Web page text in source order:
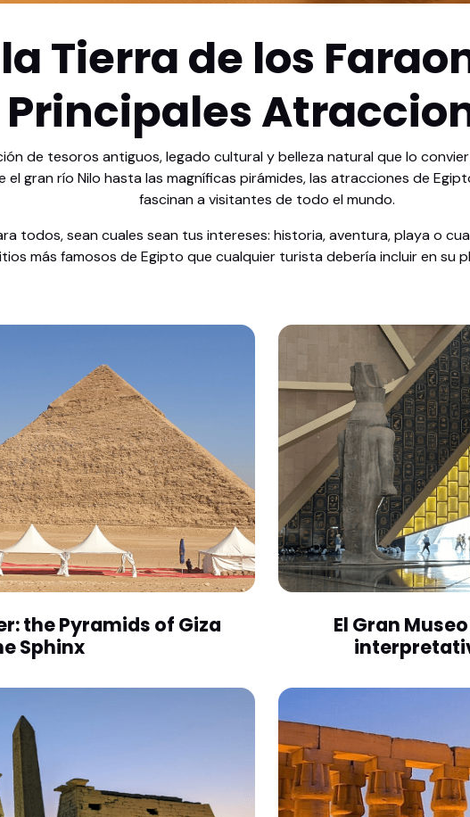
Tierra de los
Principales
de tesoros antiguos, legado cultural y belleza natural que lo
gran río Nilo hasta las magníficas pirámides, las atracciones de
fascinan a visitantes de todo el mundo.
todos, sean cuales sean tus intereses: historia, aventura, playa o
más famosos de Egipto que cualquier turista debería incluir en su
the Pyramids of Giza
Sphinx
El Gran